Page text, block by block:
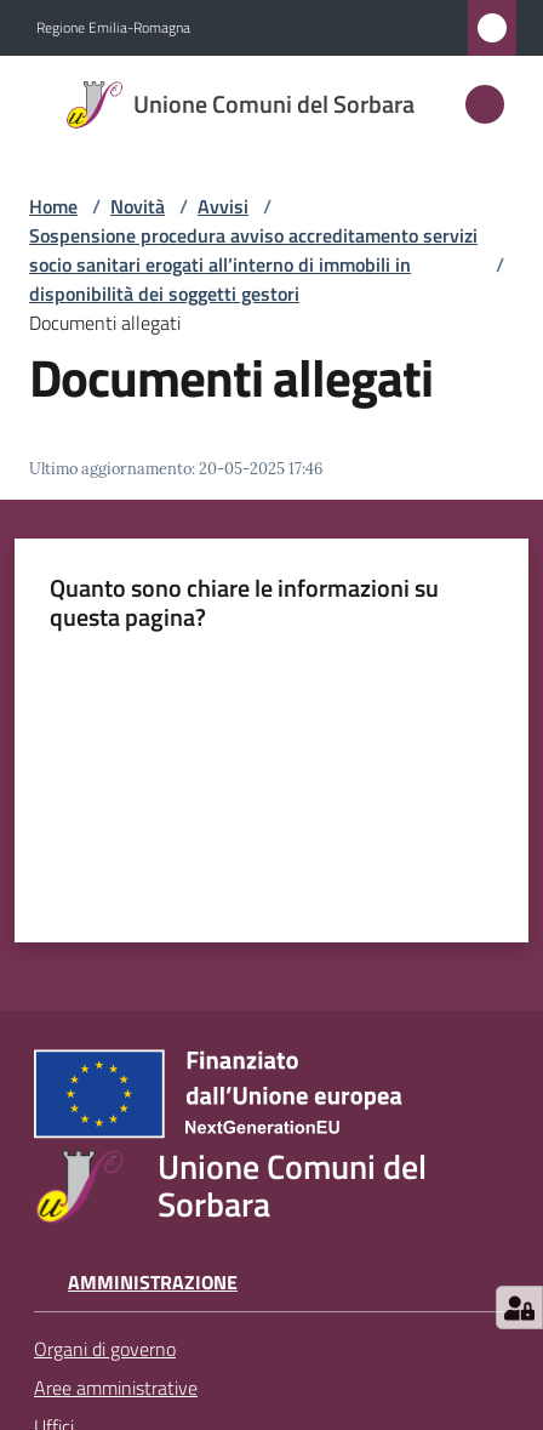
Regione Emilia-Romagna
Unione Comuni del Sorbara
Unione
Comuni
Sorbara
Amministrazione
Novità
Menu selezionato
Vivere
Home / Novità / Avvisi /
Sospensione procedura avviso accreditamento servizi
socio sanitari erogati all’interno di immobili in
disponibilità dei soggetti gestori
/
Documenti allegati
Documenti allegati
Ultimo aggiornamento:20-05-2025 17:46
Quanto sono chiare le informazioni su
questa pagina?
Unione Comuni del
Sorbara
AMMINISTRAZIONE
Organi di governo
Aree amministrative